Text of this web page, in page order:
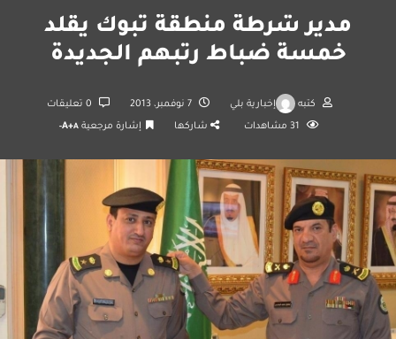
مدير شرطة منطقة تبوك يقلد
خمسة ضباط رتبهم الجديدة
كتبه إخبارية بلي 7 نوفمبر، 2013
31 مشاهدات شاركها إشارة مرجعية A+A-